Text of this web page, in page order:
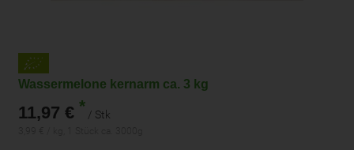
Wassermelone kernarm ca. 3 kg
11,97 € * / Stk